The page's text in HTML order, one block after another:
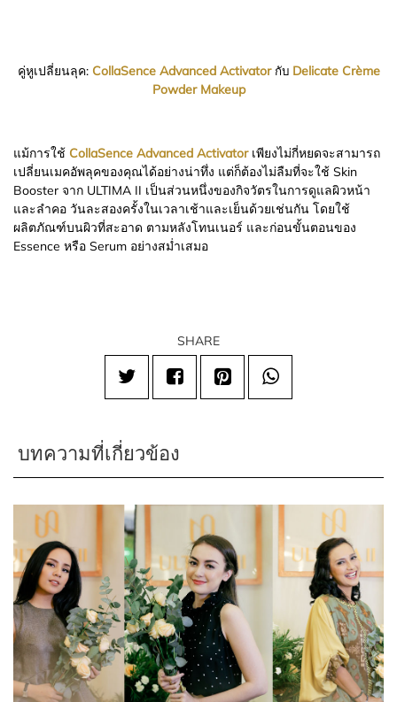
คู่หูเปลี่ยนลุค: CollaSence Advanced Activator กับ Delicate Crème
Powder Makeup
แม้การใช้ CollaSence Advanced Activatorเพียงไม่กี่หยดจะสามารถ
เปลี่ยนเมคอัพลุคของคุณได้อย่างน่าทึ่ง แต่ก็ต้องไม่ลืมที่จะใช้ Skin
Booster จาก ULTIMA II เป็นส่วนหนึ่งของกิจวัตรในการดูแลผิวหน้า
และลำคอ วันละสองครั้งในเวลาเช้าและเย็นด้วยเช่นกัน โดยใช้
ผลิตภัณฑ์บนผิวที่สะอาด ตามหลังโทนเนอร์ และก่อนขั้นตอนของ
Essence หรือ Serum อย่างสม่ำเสมอ
SHARE
บทความที่เกี่ยวข้อง